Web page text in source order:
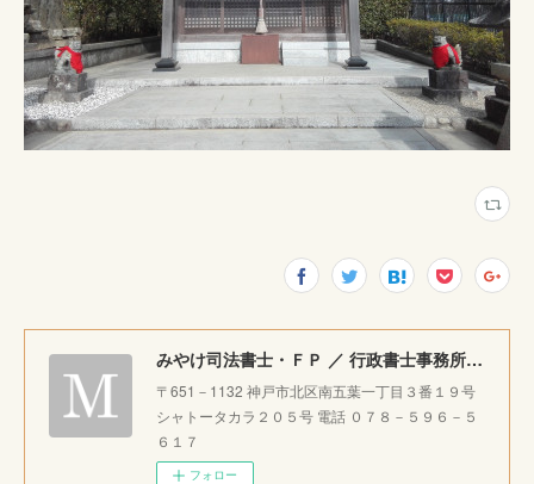
みやけ司法書士・ＦＰ ／ 行政書士事務所 ｜神戸市北区で相続・成年後見・生前整理のご相談をお受けしています。
〒651－1132 神戸市北区南五葉一丁目３番１９号
シャトータカラ２０５号 電話 ０７８－５９６－５
６１７
フォロー